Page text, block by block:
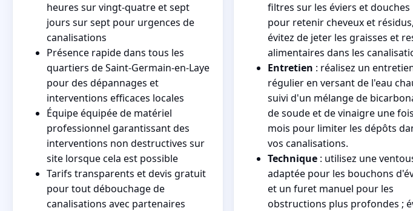
heures sur vingt-quatre et sept
jours sur sept pour urgences de
canalisations
Présence rapide dans tous les
quartiers de Saint-Germain-en-Laye
pour des dépannages et
interventions efficaces locales
Équipe équipée de matériel
professionnel garantissant des
interventions non destructives sur
site lorsque cela est possible
Tarifs transparents et devis gratuit
pour tout débouchage de
canalisations avec partenaires
filtres sur les éviers et douches
pour retenir cheveux et résidus,
évitez de jeter les graisses et
alimentaires dans les
Entretien : réalisez un
régulier en versant de l'eau
suivi d'un mélange de
de soude et de vinaigre une
mois pour limiter les dépôts
vos canalisations.
Technique : utilisez une
adaptée pour les bouchons
et un furet manuel pour les
obstructions plus profondes ;